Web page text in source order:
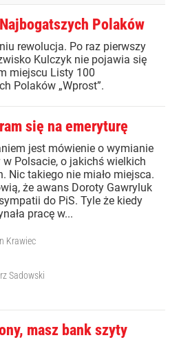
Polaków
rewolucja. Po raz pierwszy
Kulczyk nie pojawia się
miejscu Listy 100
Polaków „Wprost”.
się na emeryturę
jest mówienie o wymianie
Polsacie, o jakichś wielkich
Nic takiego nie miało miejsca.
że awans Doroty Gawryluk
do PiS. Tyle że kiedy
pracę w...
Krawiec
Sadowski
masz bank szyty